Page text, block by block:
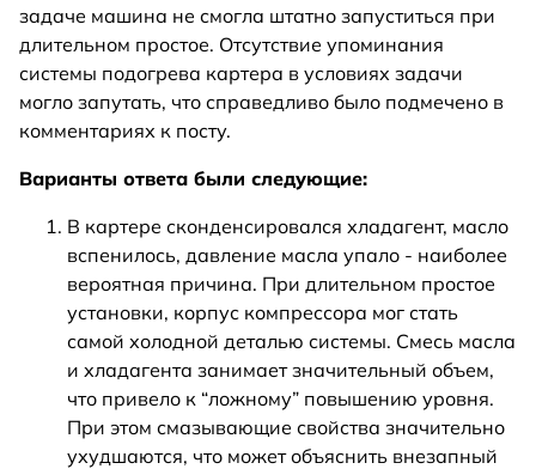
задаче машина не смогла штатно запуститься при
длительном простое. Отсутствие упоминания
системы подогрева картера в условиях задачи
могло запутать, что справедливо было подмечено в
комментариях к посту.
Варианты ответа были следующие:
В картере сконденсировался хладагент, масло
вспенилось, давление масла упало - наиболее
вероятная причина. При длительном простое
установки, корпус компрессора мог стать
самой холодной деталью системы. Смесь масла
и хладагента занимает значительный объем,
что привело к “ложному” повышению уровня.
При этом смазывающие свойства значительно
ухудшаются, что может объяснить внезапный